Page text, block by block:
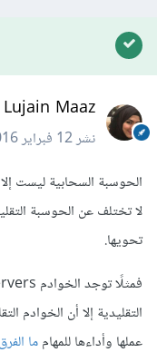
Lujain Maaz
نشر12 فبراير 2016
الحوسبة السحابية ليست
لا تختلف عن الحوسبة
تحويها.
التقليدية إلا أن الخوادم
عملها وأداءها للمهام